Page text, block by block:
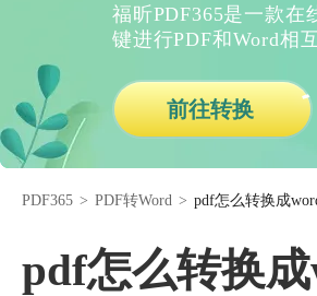
福昕PDF365是一款在
键进行PDF和Word相
前往转换
PDF365 > PDF转Word > pdf怎么转换成
pdf怎么转换